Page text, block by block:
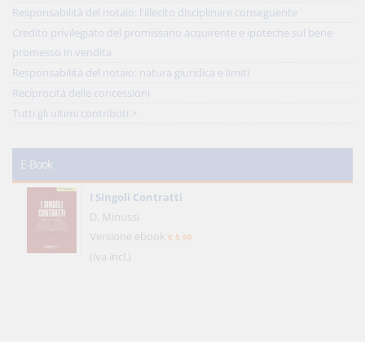
Responsabilità del notaio: l'illecito disciplinare conseguente
Credito privilegiato del promissario acquirente e ipoteche sul bene
promesso in vendita
Responsabilità del notaio: natura giuridica e limiti
Reciprocità delle concessioni
Tutti gli ultimi contributi >
E-Book
I Singoli Contratti
D. Minussi
Versione ebook € 5,99
(iva incl.)